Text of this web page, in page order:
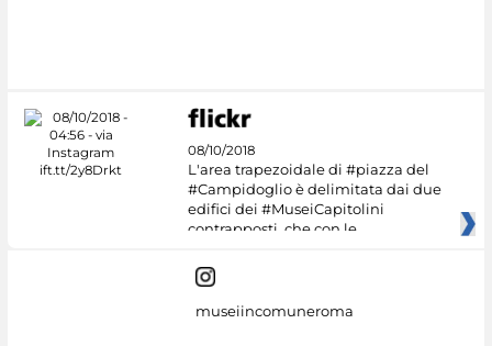
08/10/2018
L'area trapezoidale di #piazza del
#Campidoglio è delimitata dai due
edifici dei #MuseiCapitolini
contrapposti, che con le
museiincomuneroma